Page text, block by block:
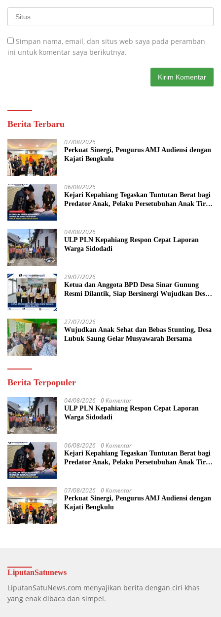
Simpan nama, email, dan situs web saya pada peramban
ini untuk komentar saya berikutnya.
Berita Terbaru
07/08/2026
Perkuat Sinergi, Pengurus AMJ Audiensi dengan
Kajati Bengkulu
06/08/2026
Kejari Kepahiang Tegaskan Tuntutan Berat bagi
Predator Anak, Pelaku Persetubuhan Anak Tiri
04/08/2026
ULP PLN Kepahiang Respon Cepat Laporan
Warga Sidodadi
29/07/2026
Ketua dan Anggota BPD Desa Sinar Gunung
Resmi Dilantik, Siap Bersinergi Wujudkan Desa
27/07/2026
Wujudkan Anak Sehat dan Bebas Stunting, Desa
Lubuk Saung Gelar Musyawarah Bersama
Berita Terpopuler
04/08/2026 0 Komentar
ULP PLN Kepahiang Respon Cepat Laporan
Warga Sidodadi
06/08/2026 0 Komentar
Kejari Kepahiang Tegaskan Tuntutan Berat bagi
Predator Anak, Pelaku Persetubuhan Anak Tiri
07/08/2026 0 Komentar
Perkuat Sinergi, Pengurus AMJ Audiensi dengan
Kajati Bengkulu
LiputanSatunews
LiputanSatuNews.com menyajikan berita dengan ciri khas
yang enak dibaca dan simpel.